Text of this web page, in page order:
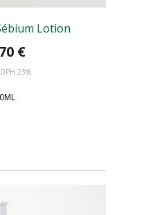
Lotion
€
23%